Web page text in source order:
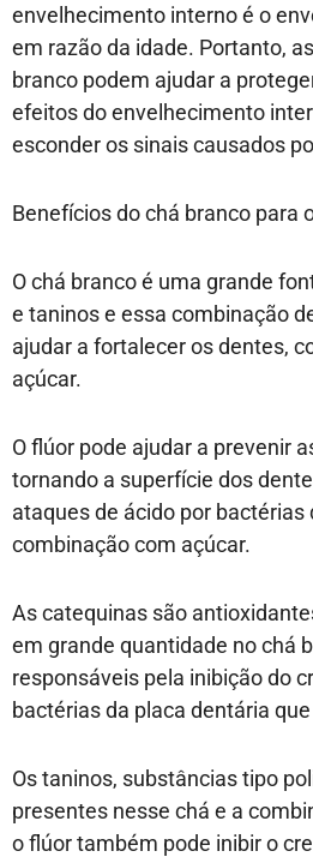
envelhecimento interno é o
em razão da idade. Portanto,
branco podem ajudar a
efeitos do envelhecimento
esconder os sinais causados
Benefícios do chá branco para
O chá branco é uma grande
e taninos e essa combinação
ajudar a fortalecer os dentes,
açúcar.
O flúor pode ajudar a prevenir
tornando a superfície dos
ataques de ácido por bactérias
combinação com açúcar.
As catequinas são
em grande quantidade no chá
responsáveis pela inibição do
bactérias da placa dentária
Os taninos, substâncias tipo
presentes nesse chá e a
o flúor também pode inibir o